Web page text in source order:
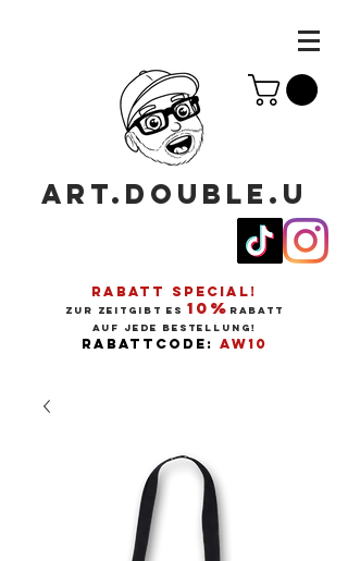
ART.DOUBLE.U
RABATT SPECIAL!
ZUR ZEITGIBT ES 10% RABATT
AUF JEDE BESTELLUNG!
RABATTCODE: AW10